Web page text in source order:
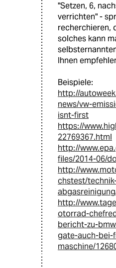
"Setzen, 6,
verrichten" -
recherchieren,
solches kann
Ihnen
Beispiele:
http://
news/vw-
isnt-first
https://
22769367.html
http://
files/2014-06/
http://
chstest/
http://
otorrad-
bericht-zu-
gate-auch-bei-
maschine/